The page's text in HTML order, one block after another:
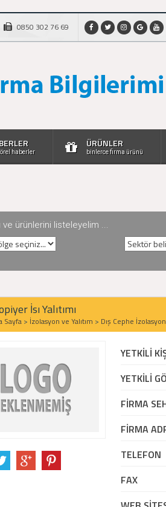
0850 302 76 69
haberler
ÜRÜNLER
binlerce firma ürünü
ve ürünlerini listeleyelim ...
İsı Yalıtımı
Sayfa > İzolasyon ve Yalıtım > Dış Cephe İzolasyon
YETKİLİ
YETKİLİ
FİRMA
FİRMA
TELEFON
FAX